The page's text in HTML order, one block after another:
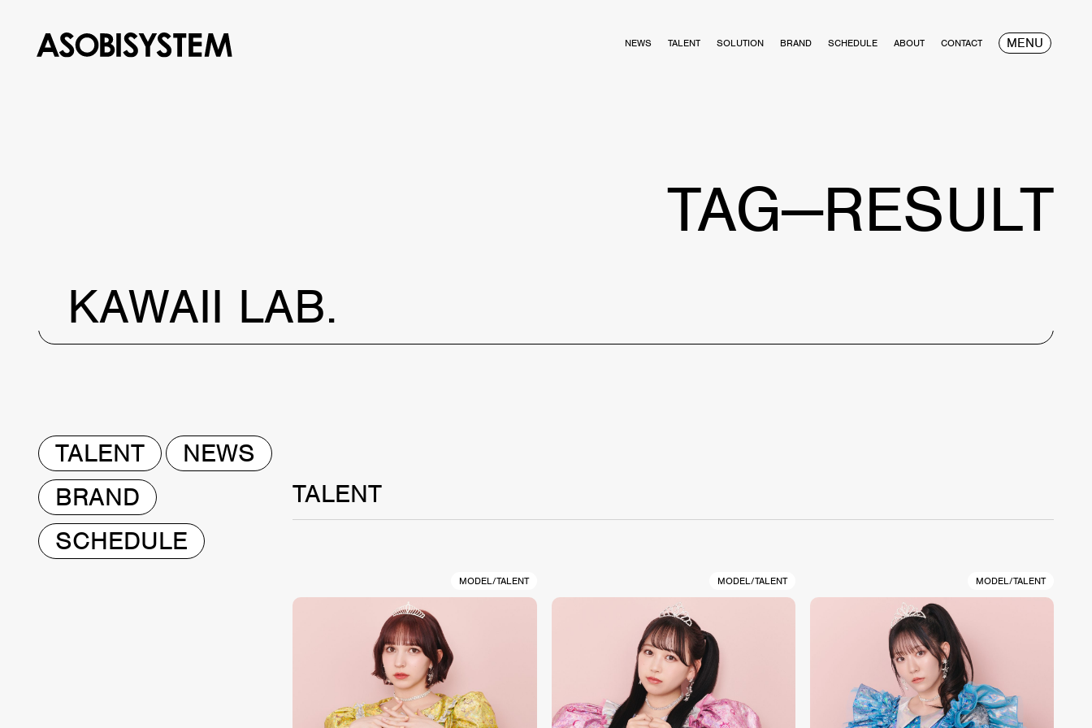
NEWS TALENT SOLUTION BRAND SCHEDULE ABOUT CONTACT MENU
TAG—RESULT
KAWAII LAB.
TALENT
NEWS
BRAND
SCHEDULE
TALENT
MODEL/TALENT MODEL/TALENT MODEL/TALENT